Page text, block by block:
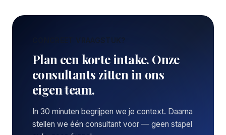
CONCREET VRAAGSTUK?
Plan een korte intake. Onze
consultants zitten in ons
eigen team.
In 30 minuten begrijpen we je context. Daarna
stellen we één consultant voor — geen stapel